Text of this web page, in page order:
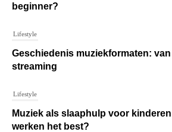
beginner?
Lifestyle
Geschiedenis muziekformaten:
streaming
Lifestyle
Muziek als slaaphulp voor
werken het best?